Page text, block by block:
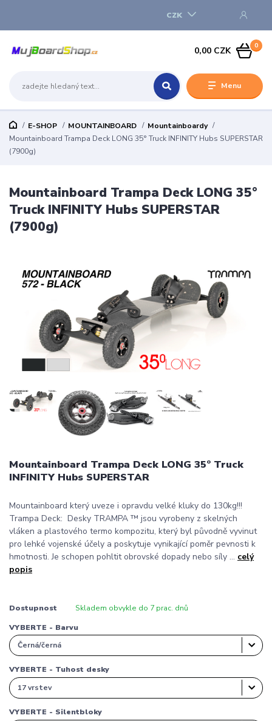
Menu
CZK
0
0,00 CZK
E-SHOP MOUNTAINBOARD
Mountainboardy
Mountainboard Trampa Deck LONG 35° Truck INFINITY Hubs SUPERSTAR
(7900g)
Mountainboard Trampa Deck LONG 35°
Truck INFINITY Hubs SUPERSTAR
(7900g)
Mountainboard Trampa Deck LONG 35° Truck
INFINITY Hubs SUPERSTAR
Mountainboard který uveze i opravdu velké kluky do 130kg!!!
Trampa Deck: Desky TRAMPA ™ jsou vyrobeny z skelných
vláken a plastového termo kompozitu, který byl původně vyvinut
pro lehké vojenské účely a poskytuje vynikající poměr pevnosti k
hmotnosti. Je schopen pohltit obrovské dopady nebo síly ... celý
popis
Dostupnost Skladem obvykle do 7 prac. dnů
VYBERTE - Barvu
VYBERTE - Tuhost desky
VYBERTE - Silentbloky